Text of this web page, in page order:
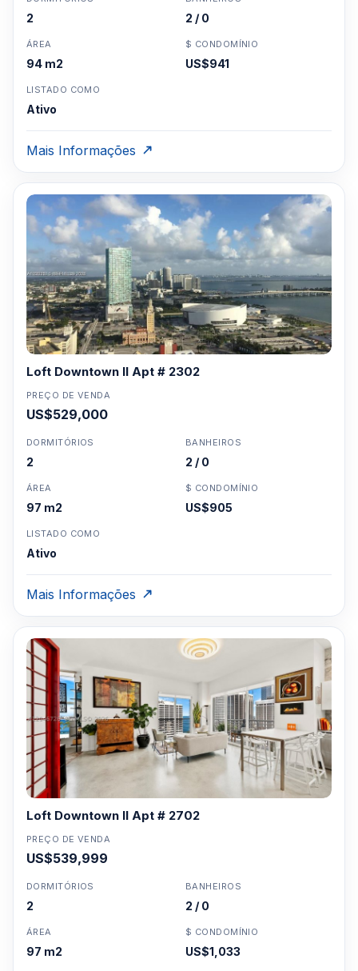
2 2 / 0
ÁREA
94 m2
$ CONDOMÍNIO
US$941
LISTADO COMO
Ativo
Mais Informações
Loft Downtown II Apt # 2302
PREÇO DE VENDA
US$529,000
DORMITÓRIOS
2
BANHEIROS
2 / 0
ÁREA
97 m2
$ CONDOMÍNIO
US$905
LISTADO COMO
Ativo
Mais Informações
Loft Downtown II Apt # 2702
PREÇO DE VENDA
US$539,999
DORMITÓRIOS
2
BANHEIROS
2 / 0
ÁREA
97 m2
$ CONDOMÍNIO
US$1,033